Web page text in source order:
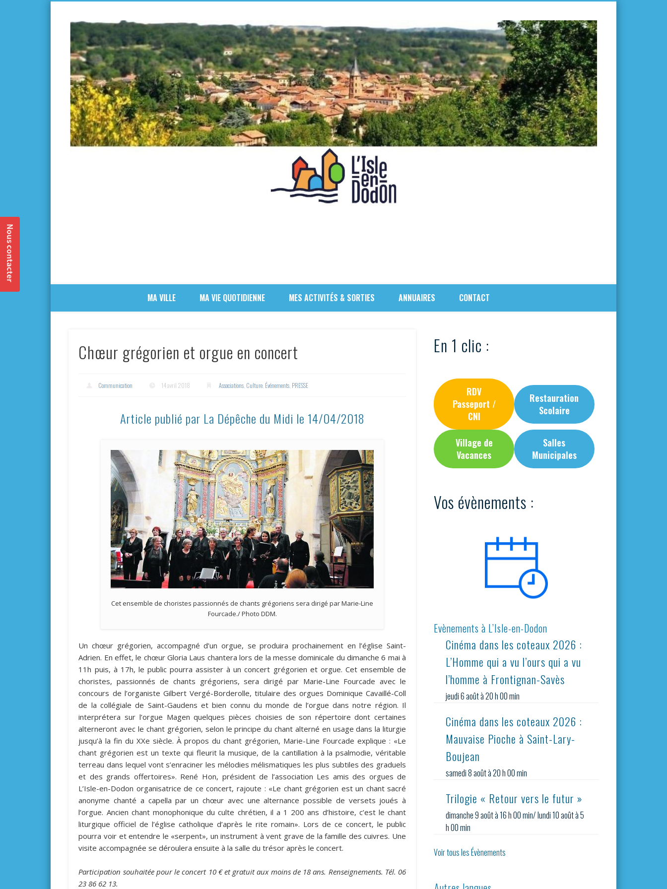
MA VILLE MA VIE QUOTIDIENNE MES ACTIVITÉS & SORTIES ANNUAIRES CONTACT
Chœur grégorien et orgue en concert
Communication 14 avril 2018 Associations Culture Événements PRESSE
Article publié par La Dépêche du Midi le 14/04/2018
Cet ensemble de choristes passionnés de chants grégoriens sera dirigé par Marie-Line
Fourcade./ Photo DDM.
Un chœur grégorien, accompagné d’un orgue, se produira prochainement en l’église Saint-
Adrien. En effet, le chœur Gloria Laus chantera lors de la messe dominicale du dimanche 6 mai à
11h puis, à 17h, le public pourra assister à un concert grégorien et orgue. Cet ensemble de
choristes, passionnés de chants grégoriens, sera dirigé par Marie-Line Fourcade avec le
concours de l’organiste Gilbert Vergé-Borderolle, titulaire des orgues Dominique Cavaillé-Coll
de la collégiale de Saint-Gaudens et bien connu du monde de l’orgue dans notre région. Il
interprétera sur l’orgue Magen quelques pièces choisies de son répertoire dont certaines
alterneront avec le chant grégorien, selon le principe du chant alterné en usage dans la liturgie
jusqu’à la fin du XXe siècle. À propos du chant grégorien, Marie-Line Fourcade explique : «Le
chant grégorien est un texte qui fleurit la musique, de la cantillation à la psalmodie, véritable
terreau dans lequel vont s’enraciner les mélodies mélismatiques les plus subtiles des graduels
et des grands offertoires». René Hon, président de l’association Les amis des orgues de
L’Isle-en-Dodon organisatrice de ce concert, rajoute : «Le chant grégorien est un chant sacré
anonyme chanté a capella par un chœur avec une alternance possible de versets joués à
l’orgue. Ancien chant monophonique du culte chrétien, il a 1 200 ans d’histoire, c’est le chant
liturgique officiel de l’église catholique d’après le rite romain». Lors de ce concert, le public
pourra voir et entendre le «serpent», un instrument à vent grave de la famille des cuivres. Une
visite accompagnée se déroulera ensuite à la salle du trésor après le concert.
Participation souhaitée pour le concert 10 € et gratuit aux moins de 18 ans. Renseignements. Tél. 06
23 86 62 13.
En 1 clic :
RDV
Passeport /
CNI
Restauration
Scolaire
Village de
Vacances
Salles
Municipales
Vos évènements :
Evènements à L’Isle-en-Dodon
Cinéma dans les coteaux 2026 :
L’Homme qui a vu l’ours qui a vu
l’homme à Frontignan-Savès
jeudi 6 août à 20 h 00 min
Cinéma dans les coteaux 2026 :
Mauvaise Pioche à Saint-Lary-
Boujean
samedi 8 août à 20 h 00 min
Trilogie « Retour vers le futur »
dimanche 9 août à 16 h 00 min/lundi 10 août à 5
h 00 min
Voir tous les Évènements